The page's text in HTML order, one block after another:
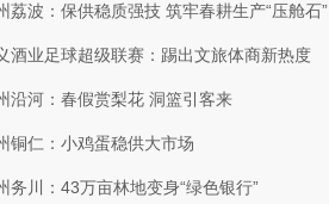
荔波：保供稳质强技 筑牢春耕生产“压舱石”
酒业足球超级联赛：踢出文旅体商新热度
沿河：春假赏梨花 洞篮引客来
铜仁：小鸡蛋稳供大市场
务川：43万亩林地变身“绿色银行”